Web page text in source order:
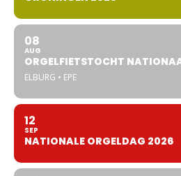
08
AUG
ORGELFIETSTOCHT
ELBURG • EPE
12
SEP
NATIONALE ORGELDAG 2026